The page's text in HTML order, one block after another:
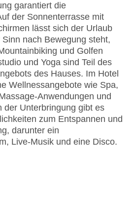
garantiert die
der Sonnenterrasse mit
lässt sich der Urlaub
nach Bewegung steht,
und Golfen
und Yoga sind Teil des
des Hauses. Im Hotel
Wellnessangebote wie Spa,
Anwendungen und
der Unterbringung gibt es
zum Entspannen und
darunter ein
Live-Musik und eine Disco.